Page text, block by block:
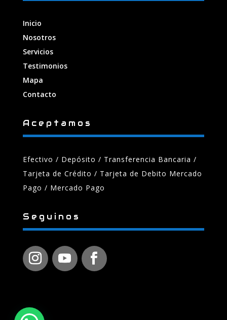
Inicio
Nosotros
Servicios
Testimonios
Mapa
Contacto
Aceptamos
Efectivo / Depósito / Transferencia Bancaria /
Tarjeta de Crédito / Tarjeta de Debito Mercado
Pago / Mercado Pago
Seguinos